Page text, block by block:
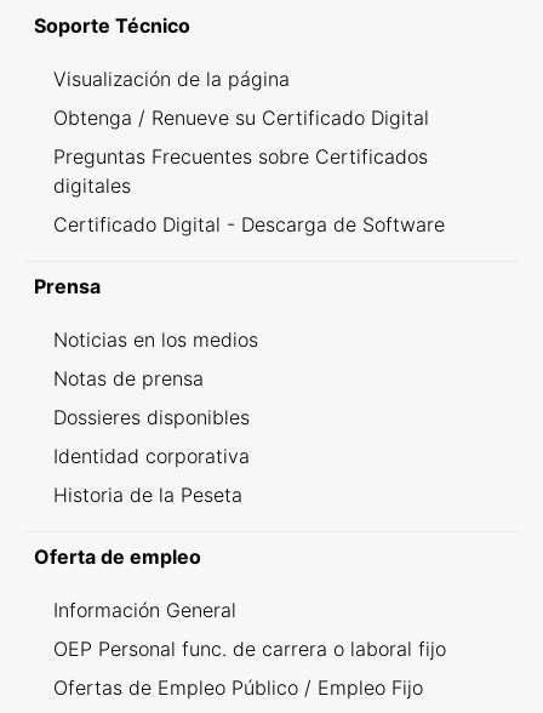
Soporte Técnico
Visualización de la página
Obtenga / Renueve su Certificado Digital
Preguntas Frecuentes sobre Certificados
digitales
Certificado Digital - Descarga de Software
Prensa
Noticias en los medios
Notas de prensa
Dossieres disponibles
Identidad corporativa
Historia de la Peseta
Oferta de empleo
Información General
OEP Personal func. de carrera o laboral fijo
Ofertas de Empleo Público / Empleo Fijo